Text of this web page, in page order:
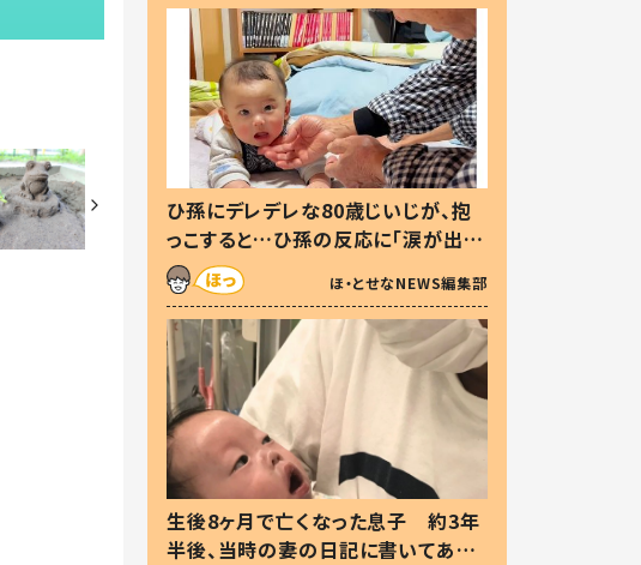
ひ孫にデレデレな80歳じいじが、抱
っこすると…ひ孫の反応に「涙が出ま
した」「可愛くて仕方ない」
ほ・とせなNEWS編集部
生後8ヶ月で亡くなった息子 約3年
半後、当時の妻の日記に書いてあっ